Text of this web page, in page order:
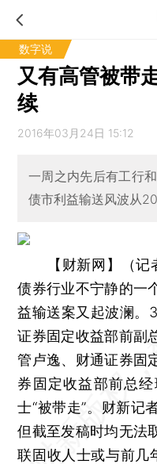
数字说
又有高管被带
续
2016年03月24日 15:12
一周之内先后有工行
债市利益输送风波从
【财新网】（记
债券行业不宁静的一
益输送案又起波澜。
证券固定收益部前副
管卢逸、财通证券固
券固定收益部前总
士“被带走”。财新记
但截至发稿时均无法
联固收人士或与前几